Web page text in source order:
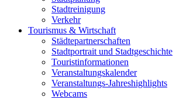
Stadtreinigung
Verkehr
Tourismus & Wirtschaft
Städtepartnerschaften
Stadtportrait und Stadtgeschichte
Touristinformationen
Veranstaltungskalender
Veranstaltungs-Jahreshighlights
Webcams